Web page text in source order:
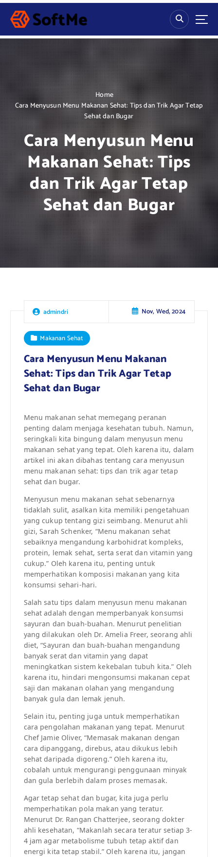
S
p
Home
Cara Menyusun Menu Makanan Sehat: Tips dan Trik Agar Tetap
Sehat dan Bugar
Cara Menyusun Menu
Makanan Sehat: Tips
dan Trik Agar Tetap
Sehat dan Bugar
admindri Nov, Wed, 2024
Makanan Sehat
Cara Menyusun Menu Makanan
Sehat: Tips dan Trik Agar Tetap
Sehat dan Bugar
Menu makanan sehat memegang peranan
penting dalam menjaga kesehatan tubuh. Namun,
seringkali kita bingung dalam menyusun menu
makanan sehat yang tepat. Oleh karena itu, dalam
artikel ini akan dibahas tentang cara menyusun
menu makanan sehat: tips dan trik agar tetap
sehat dan bugar.
Menyusun menu makanan sehat sebenarnya
tidaklah sulit, asalkan kita memiliki pengetahuan
yang cukup tentang gizi seimbang. Menurut ahli
gizi, Sarah Schenker, “Menu makanan sehat
sebaiknya mengandung karbohidrat kompleks,
protein, lemak sehat, serta serat dan vitamin yang
cukup.” Oleh karena itu, penting untuk
memperhatikan komposisi makanan yang kita
konsumsi sehari-hari.
Salah satu tips dalam menyusun menu makanan
sehat adalah dengan memperbanyak konsumsi
sayuran dan buah-buahan. Menurut penelitian
yang dilakukan oleh Dr. Amelia Freer, seorang ahli
diet, “Sayuran dan buah-buahan mengandung
banyak serat dan vitamin yang dapat
meningkatkan sistem kekebalan tubuh kita.” Oleh
karena itu, hindari mengonsumsi makanan cepat
saji dan makanan olahan yang mengandung
banyak gula dan lemak jenuh.
Selain itu, penting juga untuk memperhatikan
cara pengolahan makanan yang tepat. Menurut
Chef Jamie Oliver, “Memasak makanan dengan
cara dipanggang, direbus, atau dikukus lebih
sehat daripada digoreng.” Oleh karena itu,
cobalah untuk mengurangi penggunaan minyak
dan gula berlebih dalam proses memasak.
Agar tetap sehat dan bugar, kita juga perlu
memperhatikan pola makan yang teratur.
Menurut Dr. Rangan Chatterjee, seorang dokter
ahli kesehatan, “Makanlah secara teratur setiap 3-
4 jam agar metabolisme tubuh tetap aktif dan
energi kita tetap stabil.” Oleh karena itu, jangan